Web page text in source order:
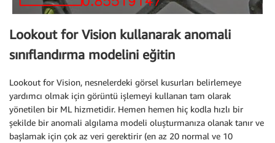
Lookout for Vision kullanarak anomali
sınıflandırma modelini eğitin
Lookout for Vision, nesnelerdeki görsel kusurları belirlemeye
yardımcı olmak için görüntü işlemeyi kullanan tam olarak
yönetilen bir ML hizmetidir. Hemen hemen hiç kodla hızlı bir
şekilde bir anomali algılama modeli oluşturmanıza olanak tanır ve
başlamak için çok az veri gerektirir (en az 20 normal ve 10